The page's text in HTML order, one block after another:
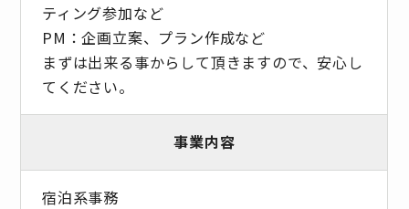
ティング参加など
PM：企画立案、プラン作成など
まずは出来る事からして頂きますので、安心し
てください。
事業内容
宿泊系事務